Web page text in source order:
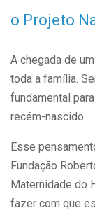
o Projeto
A chegada de
toda a família.
fundamental
recém-nascido.
Esse
Fundação
Maternidade do
fazer com que